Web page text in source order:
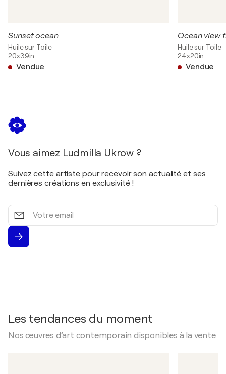
Sunset ocean
Huile sur Toile
20x39in
Vendue
Ocean view
Huile sur Toile
24x20in
Vendue
Vous aimez Ludmilla Ukrow ?
Suivez cette artiste pour recevoir son actualité et ses
dernières créations en exclusivité !
Votre
email
Les tendances du moment
Nos œuvres d’art contemporain disponibles à la vente